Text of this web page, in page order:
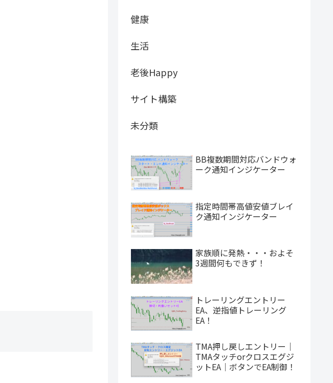
健康
生活
老後Happy
サイト構築
未分類
BB複数期間対応バンドウォ
ーク通知インジケーター
指定時間帯高値安値ブレイ
ク通知インジケーター
家族順に発熱・・・およそ
3週間何もできず！
トレーリングエントリー
EA、逆指値トレーリング
EA！
TMA押し戻しエントリー｜
TMAタッチorクロスエグジ
ットEA｜ボタンでEA制御！